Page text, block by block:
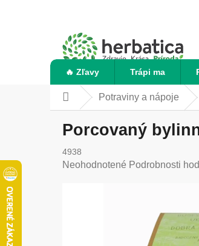
🔥 Zľavy Trápi ma
DomovPotraviny a nápoje
Porcovaný
4938
Priemerné
Neohodnotené Podrobnosti